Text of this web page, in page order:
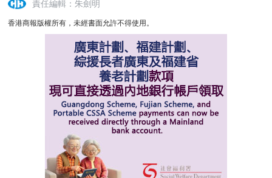
責任編輯：朱劍明
香港商報版權所有，未經書面允許不得使用。